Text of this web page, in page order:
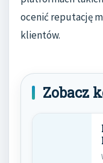
ocenić reputację
klientów.
Zobacz